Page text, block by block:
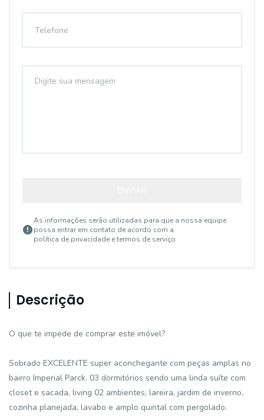
As informações serão utilizadas para que a nossa equipe
possa entrar em contato de acordo com a
política de privacidade e termos de serviço
Descrição
O que te impede de comprar este imóvel?
Sobrado EXCELENTE super aconchegante com peças amplas no
bairro Imperial Parck. 03 dormitórios sendo uma linda suíte com
closet e sacada, living 02 ambientes, lareira, jardim de inverno,
cozinha planejada, lavabo e amplo quintal com pergolado.